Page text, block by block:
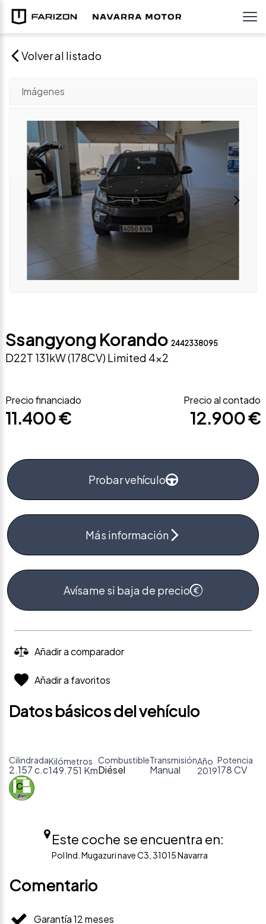
Volver al listado
Imágenes
Ssangyong Korando 2442338095
D22T 131kW (178CV) Limited 4×2
Precio financiado
11.400 €
Precio al contado
12.900 €
Probar vehículo
Más información
Avísame si baja de precio
Añadir a comparador
Añadir a favoritos
Datos básicos del vehículo
Cilindrada
2.157 c.c
Kilómetros
149.751 Km
Combustible
Diésel
Transmisión
Manual
Año
2019
Potencia
178 CV
Este coche se encuentra en:
Pol Ind. Mugazuri nave C3, 31015 Navarra
Comentario
Garantía 12 meses